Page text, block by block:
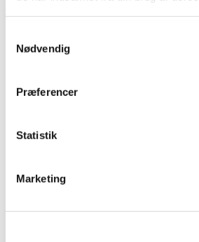
Nødvendig
Præferencer
Statistik
Marketing